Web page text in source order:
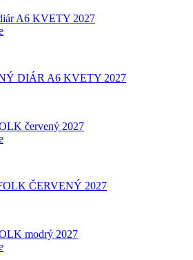
DIÁR A6 KVETY 2027
ČERVENÝ 2027